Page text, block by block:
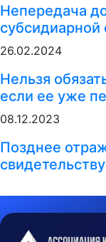
Непередача
субсидиарной
26.02.2024
Нельзя
если ее уже
08.12.2023
Позднее